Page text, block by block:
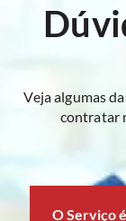
Veja algumas
contratar
O Serviço